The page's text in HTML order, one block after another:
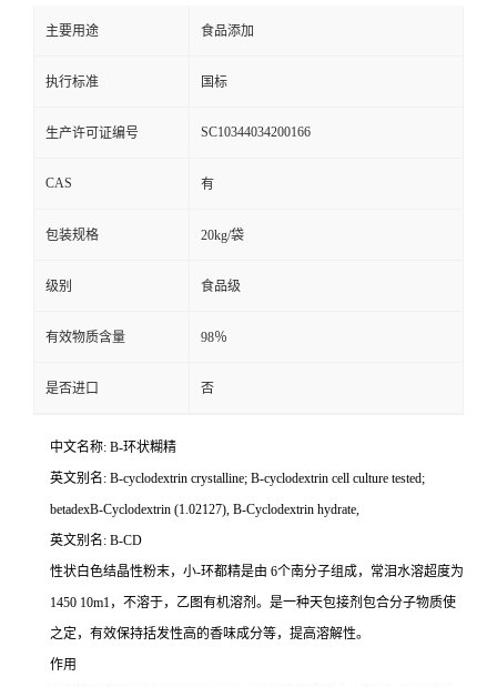
主要用途 食品添加
执行标准 国标
生产许可证编号 SC10344034200166
CAS 有
包装规格 20kg/袋
级别 食品级
有效物质含量 98％
是否进口 否
中文名称: B-环状糊精
英文别名: B-cyclodextrin crystalline; B-cyclodextrin cell culture tested;
betadexB-Cyclodextrin (1.02127), B-Cyclodextrin hydrate,
英文别名: B-CD
性状白色结晶性粉末，小-环都精是由 6个南分子组成，常泪水溶超度为
1450 10m1，不溶于，乙图有机溶剂。是一种天包接剂包合分子物质使
之定，有效保持括发性高的香味成分等，提高溶解性。
作用